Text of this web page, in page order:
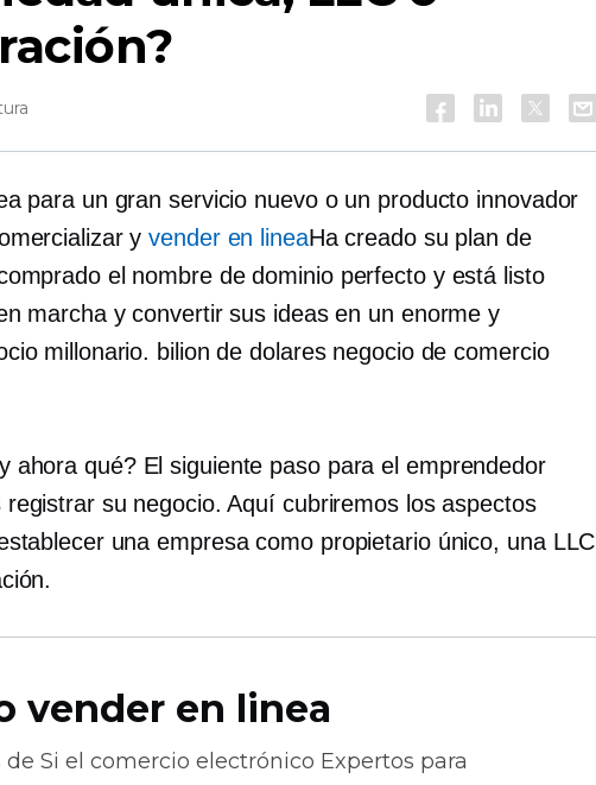
para un gran servicio nuevo o un producto innovador
yvender en lineaHa creado su plan de
el nombre de dominio perfecto y está listo
marcha y convertir sus ideas en un enorme y
millonario. bilion de dolaresnegocio de comercio
ahora qué? El siguiente paso para el emprendedor
su negocio. Aquí cubriremos los aspectos
una empresa como propietario único, una LLC
vender en linea
de Si el comercio electrónico Expertos para